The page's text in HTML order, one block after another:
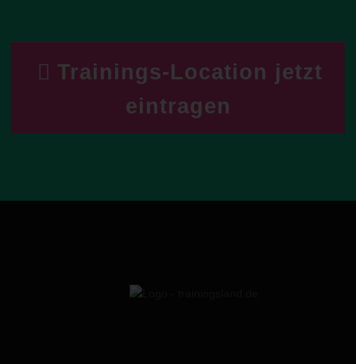
Trainings-Location jetzt
eintragen